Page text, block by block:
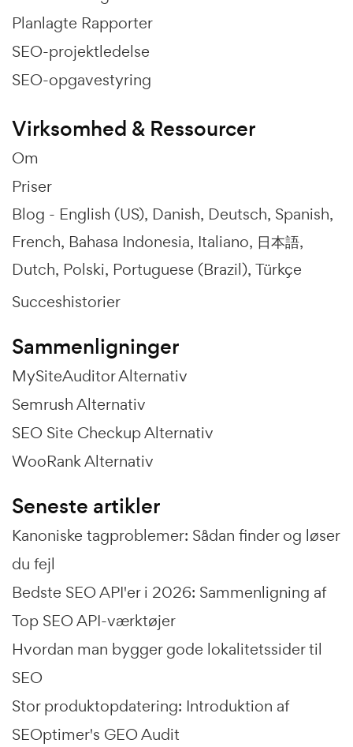
Planlagte Rapporter
SEO-projektledelse
SEO-opgavestyring
Virksomhed & Ressourcer
Om
Priser
Blog - English (US) Danish Deutsch Spanish
French Bahasa Indonesia Italiano 日本語
Dutch Polski Portuguese (Brazil) Türkçe
Succeshistorier
Sammenligninger
MySiteAuditor Alternativ
Semrush Alternativ
SEO Site Checkup Alternativ
WooRank Alternativ
Seneste artikler
Kanoniske tagproblemer: Sådan finder og løser
du fejl
Bedste SEO API'er i 2026: Sammenligning af
Top SEO API-værktøjer
Hvordan man bygger gode lokalitetssider til
SEO
Stor produktopdatering: Introduktion af
SEOptimer's GEO Audit